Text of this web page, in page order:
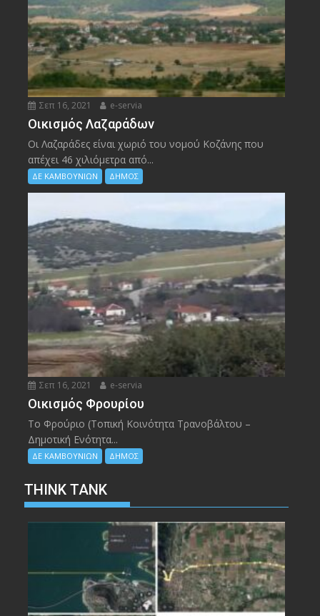
Σεπ 16, 2021 e-servia
Οικισμός Λαζαράδων
Οι Λαζαράδες είναι χωριό του νομού Κοζάνης που
απέχει 46 χιλιόμετρα από...
ΔΕ ΚΑΜΒΟΥΝΙΩΝ ΔΗΜΟΣ
Σεπ 16, 2021 e-servia
Οικισμός Φρουρίου
Το Φρούριο (Τοπική Κοινότητα Τρανοβάλτου –
Δημοτική Ενότητα...
ΔΕ ΚΑΜΒΟΥΝΙΩΝ ΔΗΜΟΣ
THINK TANK